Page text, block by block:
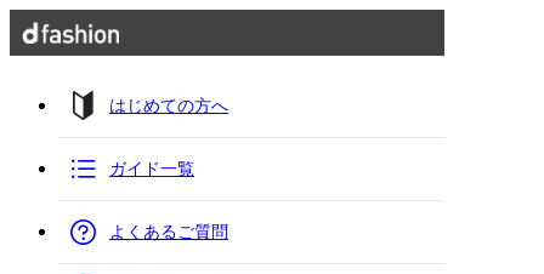
はじめての方へ
ガイド一覧
よくあるご質問